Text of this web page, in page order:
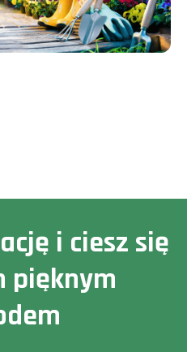
i ciesz się
pięknym